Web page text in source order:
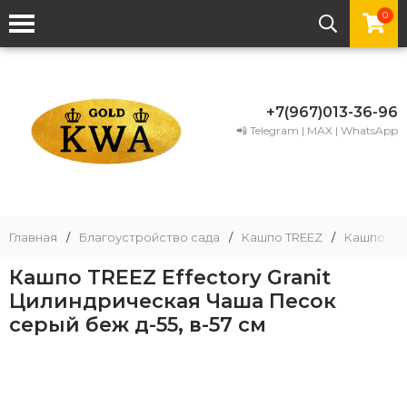
0
+7(967)013-36-96
📲 Telegram | MAX | WhatsApp
Главная / Благоустройство сада / Кашпо TREEZ / Кашпо
Кашпо TREEZ Effectory Granit
Цилиндрическая Чаша Песок
серый беж д-55, в-57 см